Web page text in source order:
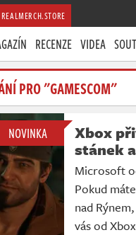
REALMERCH.STORE
RECENZE VIDEA
PRO "GAMESCOM"
NOVINKA
Xbox
stánek
Microsoft
Pokud
nad
vás od